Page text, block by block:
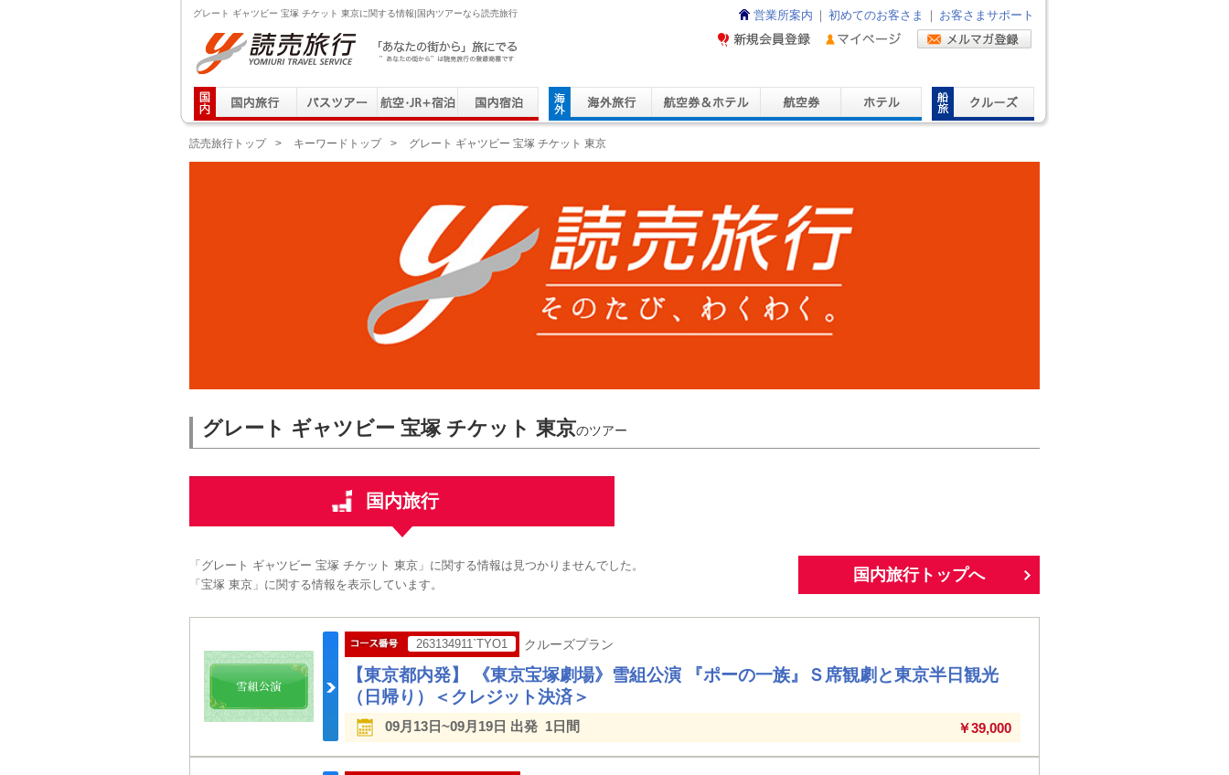
グレート ギャツビー 宝塚 チケット 東京に関する情報|国内ツアーなら読売旅行
読売旅行 「あなたの街から」旅にでる｜Yomiuri Travel Service
営業所案内 初めてのお客さま お客さまサポート
読売旅行トップ > キーワードトップ > グレート ギャツビー 宝塚 チケット 東京
グレート ギャツビー 宝塚 チケット 東京のツアー
国内旅行
「グレート ギャツビー 宝塚 チケット 東京」に関する情報は見つかりませんでした。
「宝塚 東京」に関する情報を表示しています。
国内旅行トップへ
263134911`TYO1 クルーズプラン
【東京都内発】 《東京宝塚劇場》雪組公演 『ポーの一族』Ｓ席観劇と東京半日観光
（日帰り）＜クレジット決済＞
09月13日~09月19日 出発 1日間 ￥39,000